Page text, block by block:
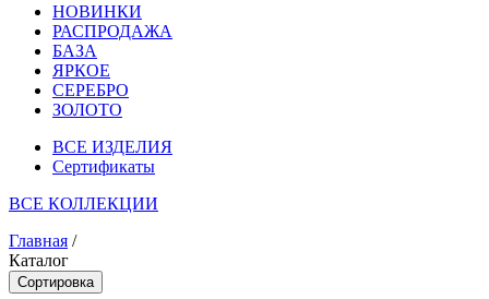
НОВИНКИ
РАСПРОДАЖА
БАЗА
ЯРКОЕ
СЕРЕБРО
ЗОЛОТО
ВСЕ ИЗДЕЛИЯ
Сертификаты
ВСЕ КОЛЛЕКЦИИ
Главная /
Каталог
Сортировка